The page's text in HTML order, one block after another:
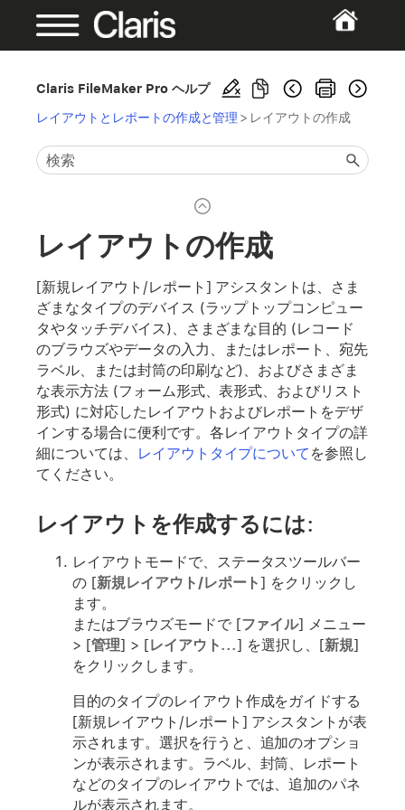
Claris FileMaker Pro ヘルプ
レイアウトとレポートの作成と管理 > レイアウトの作成
レイアウトの作成
[新規レイアウト/レポート] アシスタントは、さま
ざまなタイプのデバイス (ラップトップコンピュー
タやタッチデバイス)、さまざまな目的 (レコード
のブラウズやデータの入力、またはレポート、宛先
ラベル、または封筒の印刷など)、およびさまざま
な表示方法 (フォーム形式、表形式、およびリスト
形式) に対応したレイアウトおよびレポートをデザ
インする場合に便利です。各レイアウトタイプの詳
細については、
レイアウトタイプについて を参照し
てください。
レイアウトを作成するには:
レイアウトモードで、ステータスツールバー
の [新規レイアウト/レポート ] をクリックし
ます。
またはブラウズモードで [ファイル] メニュー
> [管理] > [レイアウト...] を選択し、[新規]
をクリックします。
目的のタイプのレイアウト作成をガイドする
[新規レイアウト/レポート] アシスタントが表
示されます。選択を行うと、追加のオプショ
ンが表示されます。ラベル、封筒、レポート
などのタイプのレイアウトでは、追加のパネ
ルが表示されます。